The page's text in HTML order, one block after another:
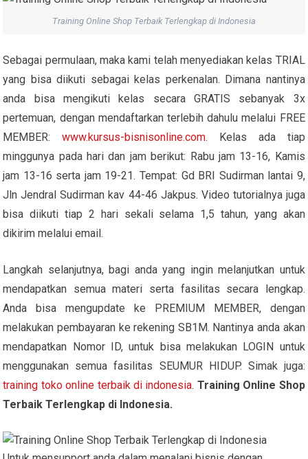
Training Online Shop Terbaik Terlengkap di Indonesia
Sebagai permulaan, maka kami telah menyediakan kelas TRIAL
yang bisa diikuti sebagai kelas perkenalan. Dimana nantinya
anda bisa mengikuti kelas secara GRATIS sebanyak 3x
pertemuan, dengan mendaftarkan terlebih dahulu melalui FREE
MEMBER:www.kursus-bisnisonline.com. Kelas ada tiap
minggunya pada hari dan jam berikut: Rabu jam 13-16, Kamis
jam 13-16 serta jam 19-21. Tempat: Gd BRI Sudirman lantai 9,
Jln Jendral Sudirman kav 44-46 Jakpus. Video tutorialnya juga
bisa diikuti tiap 2 hari sekali selama 1,5 tahun, yang akan
dikirim melalui email.
Langkah selanjutnya, bagi anda yang ingin melanjutkan untuk
mendapatkan semua materi serta fasilitas secara lengkap.
Anda bisa mengupdate ke PREMIUM MEMBER, dengan
melakukan pembayaran ke rekening SB1M. Nantinya anda akan
mendapatkan Nomor ID, untuk bisa melakukan LOGIN untuk
menggunakan semua fasilitas SEUMUR HIDUP. Simak juga:
training toko online terbaik di indonesia. Training Online Shop
Terbaik Terlengkap di Indonesia.